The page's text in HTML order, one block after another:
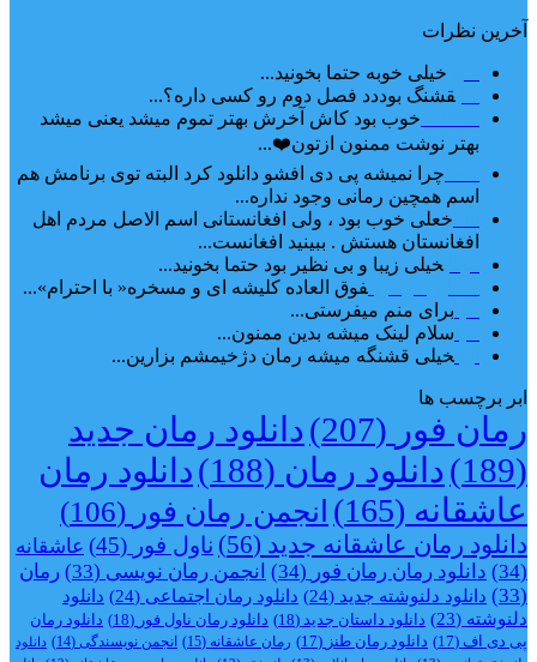
آخرین نظرات
خیلی خوبه حتما بخونید...
قشنگ بوددد فصل دوم رو کسی داره؟...
خوب بود کاش آخرش بهتر تموم میشد یعنی میشد
بهتر نوشت ممنون ازتون❤️...
چرا نمیشه پی دی افشو دانلود کرد البته توی برنامش هم
اسم همچین رمانی وجود نداره...
خعلی خوب بود ، ولی افغانستانی اسم الاصل مردم اهل
افغانستان هستش . ببینید افغانست...
مهتابخیلی زیبا و بی نظیر بود حتما بخونید...
فوق العاده کلیشه ای و مسخره« با احترام»...
برای منم میفرستی...
سلام لینک میشه بدین ممنون...
آرینخیلی قشنگه میشه رمان دژخیمشم بزارین...
ابر برچسب ها
رمان فور (207)
دانلود رمان جدید
(189)
دانلود رمان (188)
دانلود رمان
عاشقانه (165) انجمن رمان فور (106)
دانلود رمان عاشقانه جدید (56) ناول فور (45)
عاشقانه
(34)
دانلود رمان رمان فور (34) انجمن رمان نویسی (33)
رمان
(33)
دانلود دلنوشته جدید (24) دانلود رمان اجتماعی‌ (24)
دانلود
دلنوشته (23) دانلود داستان جدید (18) دانلود رمان ناول فور (18)
دانلود رمان
پی دی اف (17) دانلود رمان طنز (17) رمان عاشقانه (15) انجمن نویسندگی (14)
دانلود